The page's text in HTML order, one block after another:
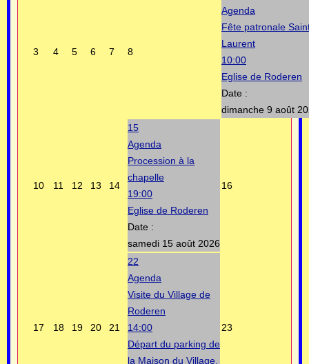
3 4 5 6 7 8
Agenda
Fête patronale
Laurent
10:00
Eglise de Roderen
Date :
dimanche 9 août
10 11 12 13 14
15
Agenda
Procession à la
chapelle
19:00
Eglise de Roderen
Date :
samedi 15 août 2026
16
17 18 19 20 21
22
Agenda
Visite du Village de
Roderen
14:00
Départ du parking de
la Maison du Village.
23